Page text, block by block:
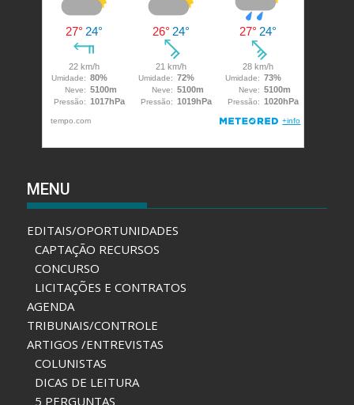
MENU
EDITAIS/OPORTUNIDADES
CAPTAÇÃO RECURSOS
CONCURSO
LICITAÇÕES E CONTRATOS
AGENDA
TRIBUNAIS/CONTROLE
ARTIGOS /ENTREVISTAS
COLUNISTAS
DICAS DE LEITURA
5 PERGUNTAS